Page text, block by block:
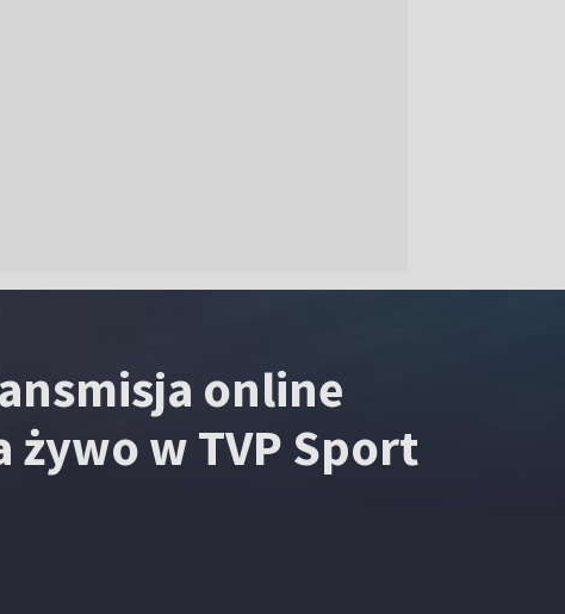
online
w TVP Sport